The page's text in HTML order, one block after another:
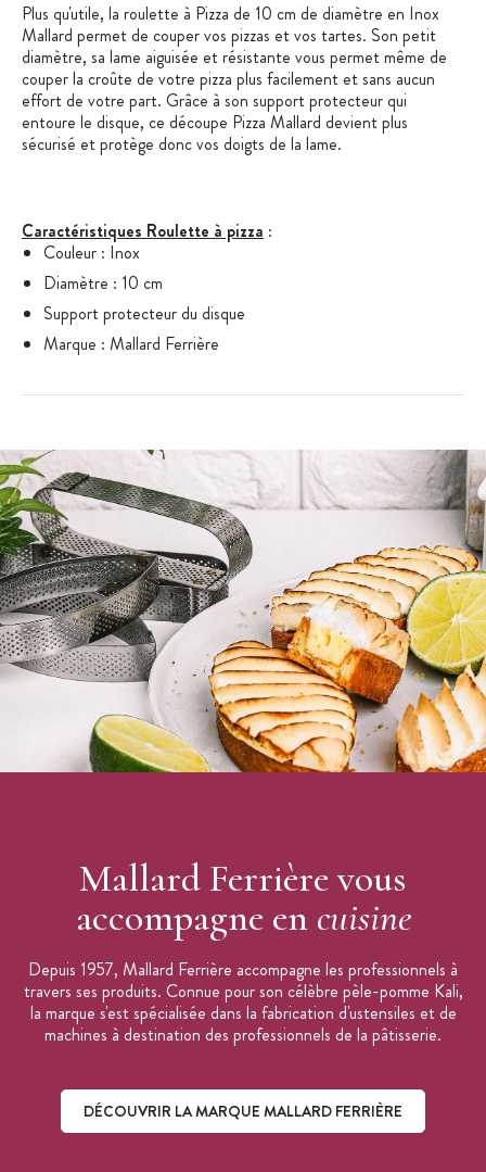
Plus qu'utile, la roulette à Pizza de 10 cm de diamètre en Inox
Mallard permet de couper vos pizzas et vos tartes. Son petit
diamètre, sa lame aiguisée et résistante vous permet même de
couper la croûte de votre pizza plus facilement et sans aucun
effort de votre part. Grâce à son support protecteur qui
entoure le disque, ce découpe Pizza Mallard devient plus
sécurisé et protège donc vos doigts de la lame.
Caractéristiques Roulette à pizza :
Couleur : Inox
Diamètre : 10 cm
Support protecteur du disque
Marque : Mallard Ferrière
Mallard Ferrière vous
accompagne en cuisine
Depuis 1957, Mallard Ferrière accompagne les professionnels à
travers ses produits. Connue pour son célèbre pèle-pomme Kali,
la marque s'est spécialisée dans la fabrication d'ustensiles et de
machines à destination des professionnels de la pâtisserie.
DÉCOUVRIR LA MARQUE MALLARD FERRIÈRE